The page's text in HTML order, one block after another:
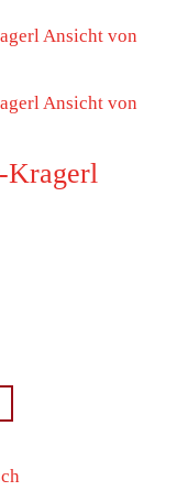
Kragerl